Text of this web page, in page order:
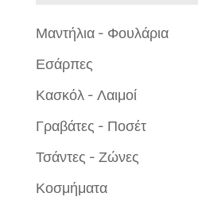
Μαντήλια - Φουλάρια
Εσάρπες
Κασκόλ - Λαιμοί
Γραβάτες - Ποσέτ
Τσάντες - Ζώνες
Κοσμήματα